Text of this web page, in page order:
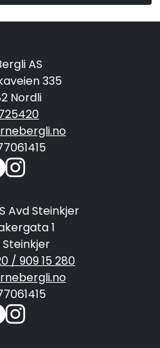
AS
335
Nordli
Avd Steinkjer
1
Steinkjer
/ 909 15 280